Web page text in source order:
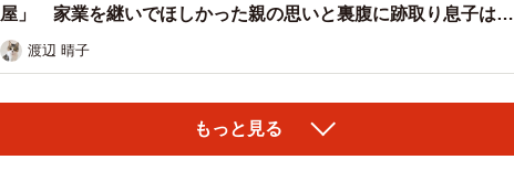
屋」 家業を継いでほしかった親の思いと裏腹に跡取り息子は…
渡辺 晴子
もっと見る